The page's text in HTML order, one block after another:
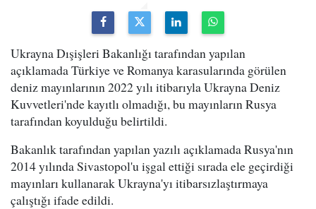
Ukrayna Dışişleri Bakanlığı tarafından yapılan
açıklamada Türkiye ve Romanya karasularında görülen
deniz mayınlarının 2022 yılı itibarıyla Ukrayna Deniz
Kuvvetleri'nde kayıtlı olmadığı, bu mayınların Rusya
tarafından koyulduğu belirtildi.
Bakanlık tarafından yapılan yazılı açıklamada Rusya'nın
2014 yılında Sivastopol'u işgal ettiği sırada ele geçirdiği
mayınları kullanarak Ukrayna'yı itibarsızlaştırmaya
çalıştığı ifade edildi.